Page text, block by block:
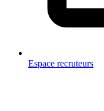
Espace recruteurs